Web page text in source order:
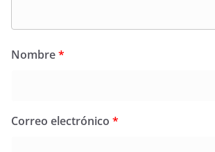
Nombre*
Correo electrónico *